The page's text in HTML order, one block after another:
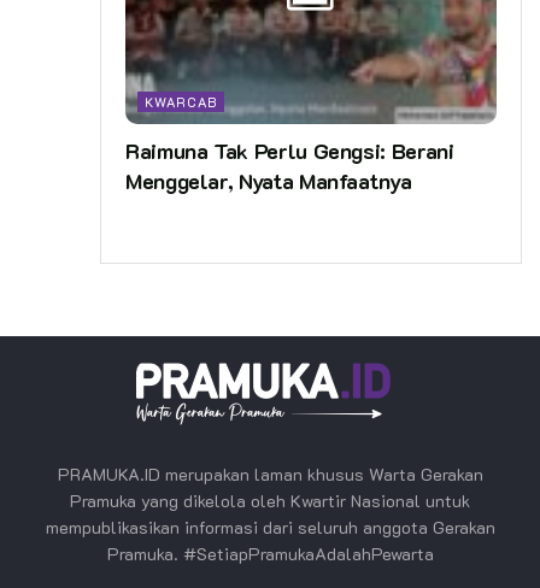
KWARCAB
Raimuna Tak Perlu Gengsi: Berani
Menggelar, Nyata Manfaatnya
PRAMUKA.ID merupakan laman khusus Warta Gerakan
Pramuka yang dikelola oleh Kwartir Nasional untuk
mempublikasikan informasi dari seluruh anggota Gerakan
Pramuka. #SetiapPramukaAdalahPewarta